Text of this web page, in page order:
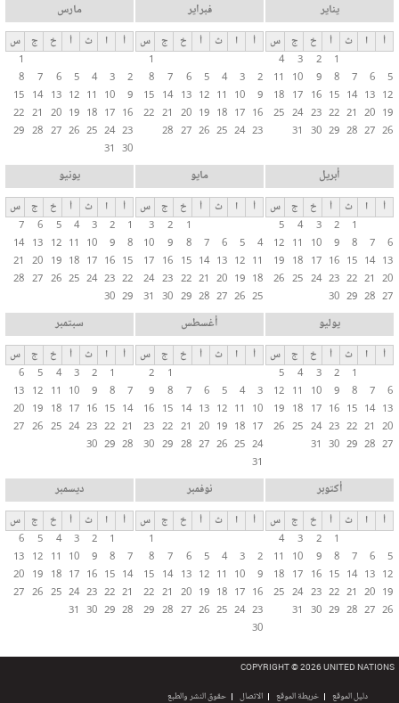
ب
ا
ت
ا
ل
أ
س
ا
س
ي
ة
يناير
أ ا ث أ خ ج
س
1
2
3
4
5
6
7
8
9
10
11
12
13
14
15
16
17
18
19
20
21
22
23
24
25
26
27
28
29
30
31
فبراير
أ ا ث أ خ ج
س
1
2
3
4
5
6
7
8
9
10
11
12
13
14
15
16
17
18
19
20
21
22
23
24
25
26
27
28
مارس
أ ا ث أ خ ج
س
1
2
3
4
5
6
7
8
9
10
11
12
13
14
15
16
17
18
19
20
21
22
23
24
25
26
27
28
29
30
31
أبريل
أ ا ث أ خ ج
س
1
2
3
4
5
6
7
8
9
10
11
12
13
14
15
16
17
18
19
20
21
22
23
24
25
26
27
28
29
30
مايو
أ ا ث أ خ ج
س
1
2
3
4
5
6
7
8
9
10
11
12
13
14
15
16
17
18
19
20
21
22
23
24
25
26
27
28
29
30
31
يونيو
أ ا ث أ خ ج
س
1
2
3
4
5
6
7
8
9
10
11
12
13
14
15
16
17
18
19
20
21
22
23
24
25
26
27
28
29
30
يوليو
أ ا ث أ خ ج
س
1
2
3
4
5
6
7
8
9
10
11
12
13
14
15
16
17
18
19
20
21
22
23
24
25
26
27
28
29
30
31
أغسطس
أ ا ث أ خ ج
س
1
2
3
4
5
6
7
8
9
10
11
12
13
14
15
16
17
18
19
20
21
22
23
24
25
26
27
28
29
30
31
سبتمبر
أ ا ث أ خ ج
س
1
2
3
4
5
6
7
8
9
10
11
12
13
14
15
16
17
18
19
20
21
22
23
24
25
26
27
28
29
30
أكتوبر
أ ا ث أ خ ج
س
1
2
3
4
5
6
7
8
9
10
11
12
13
14
15
16
17
18
19
20
21
22
23
24
25
26
27
28
29
30
31
نوفمبر
أ ا ث أ خ ج
س
1
2
3
4
5
6
7
8
9
10
11
12
13
14
15
16
17
18
19
20
21
22
23
24
25
26
27
28
29
30
ديسمبر
أ ا ث أ خ ج
س
1
2
3
4
5
6
7
8
9
10
11
12
13
14
15
16
17
18
19
20
21
22
23
24
25
26
27
28
29
30
31
COPYRIGHT © 2026 UNITED NATIONS
دليل الموقع خريطة الموقع الاتصال حقوق النشر والطبع